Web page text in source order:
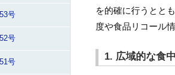
を的確に行うとと
度や食品リコール
1. 広域的な食
号
号
号